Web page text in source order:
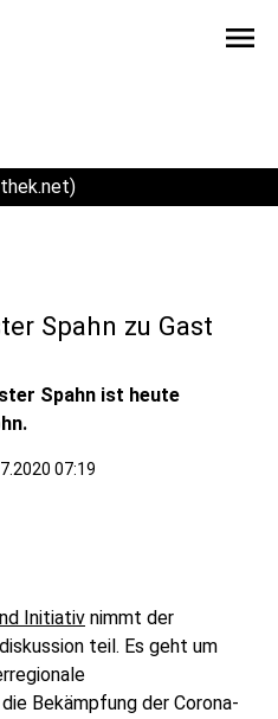
menu
Spahn zu Gast
Spahn ist heute
07:19
Initiativ nimmt der
teil. Es geht um
Bekämpfung der Corona-